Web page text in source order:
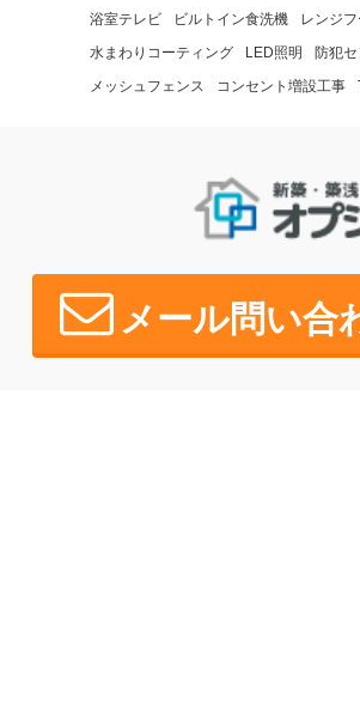
浴室テレビ
ビルトイン食洗機 レンジ
水まわりコーティング
LED照明 防犯
メッシュフェンス
コンセント増設工事
メール問い合